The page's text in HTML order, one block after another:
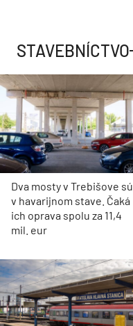
STAVEBNÍCTVO
Dva mosty v Trebišove sú
v havarijnom stave. Čaká
ich oprava spolu za 11,4
mil. eur